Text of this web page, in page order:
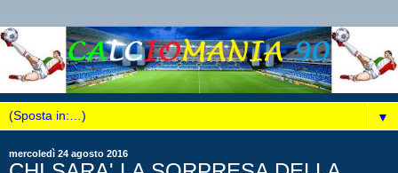
▼
mercoledì 24 agosto 2016